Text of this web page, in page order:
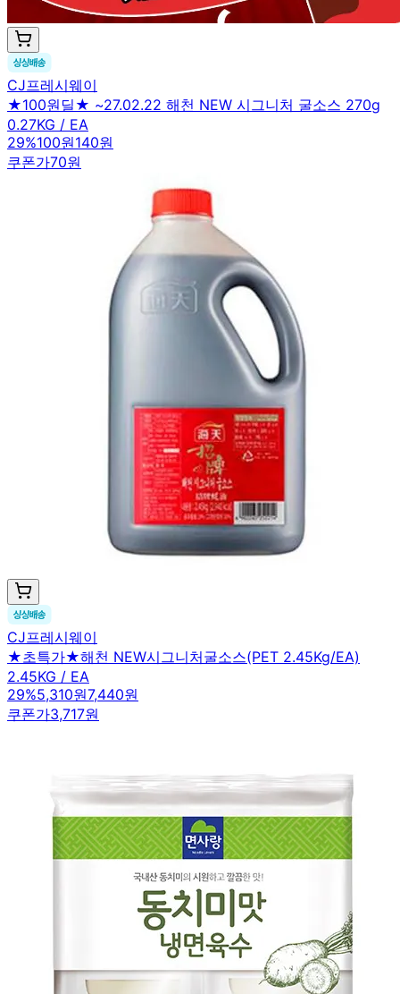
CJ프레시웨이
★100원딜★ ~27.02.22 해천 NEW 시그니처 굴소스 270g
0.27KG / EA
29%100원140원
쿠폰가70원
CJ프레시웨이
★초특가★해천 NEW시그니처굴소스(PET 2.45Kg/EA)
2.45KG / EA
29%5,310원7,440원
쿠폰가3,717원